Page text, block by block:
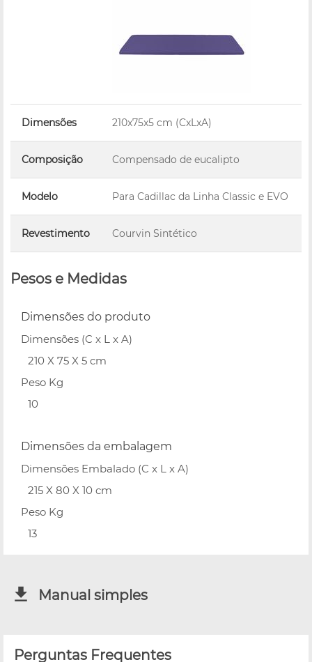
Dimensões 210x75x5 cm (CxLxA)
Composição Compensado de eucalipto
Modelo Para Cadillac da Linha Classic e EVO
Revestimento Courvin Sintético
Pesos e Medidas
Dimensões do produto
Dimensões (C x L x A)
210 X 75 X 5 cm
Peso Kg
10
Dimensões da embalagem
Dimensões Embalado (C x L x A)
215 X 80 X 10 cm
Peso Kg
13
Manual simples
Perguntas Frequentes